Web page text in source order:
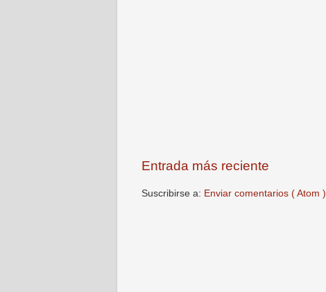
Entrada más reciente
Suscribirse a: Enviar comentarios ( Atom )